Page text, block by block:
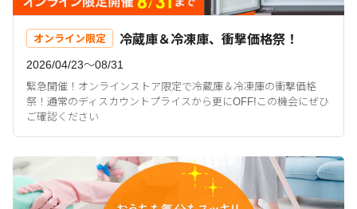
オンライン限定 冷蔵庫＆冷凍庫、衝撃価格祭！
2026/04/23〜08/31
緊急開催！オンラインストア限定で冷蔵庫＆冷凍庫の衝撃価格
祭！通常のディスカウントプライスから更にOFF!この機会にぜひ
ご確認ください